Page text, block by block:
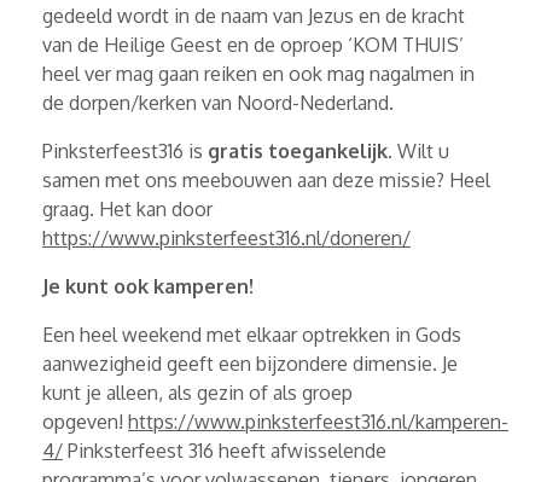
gedeeld wordt in de naam van Jezus en de kracht
van de Heilige Geest en de oproep ‘KOM THUIS’
heel ver mag gaan reiken en ook mag nagalmen in
de dorpen/kerken van Noord-Nederland.
Pinksterfeest316 is gratis toegankelijk. Wilt u
samen met ons meebouwen aan deze missie? Heel
graag. Het kan door
https://www.pinksterfeest316.nl/doneren/
Je kunt ook kamperen!
Een heel weekend met elkaar optrekken in Gods
aanwezigheid geeft een bijzondere dimensie. Je
kunt je alleen, als gezin of als groep
opgeven! https://www.pinksterfeest316.nl/kamperen-
4/ Pinksterfeest 316 heeft afwisselende